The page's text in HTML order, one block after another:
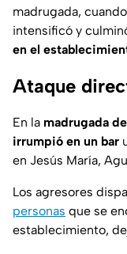
madrugada,
intensificó y
en el
Ataque
En la madrugada
irrumpió en un bar
en Jesús María,
Los agresores
personas que se
establecimiento,